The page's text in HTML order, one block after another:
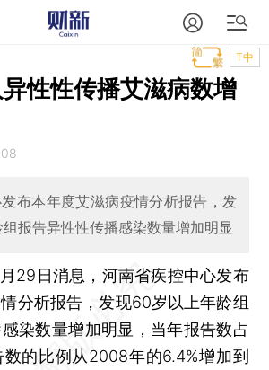
T中
性性传播艾滋病数增
布本年度艾滋病疫情分析报告，发
报告异性性传播感染数量增加明显
日消息，河南省疾控中心发布
分析报告，发现60岁以上年龄组
染数量增加明显，当年报告数占
的比例从2008年的6.4%增加到